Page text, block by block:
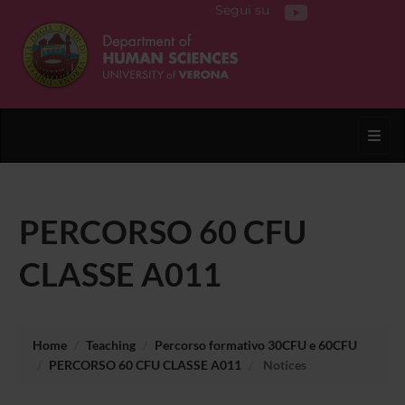
Segui su
PERCORSO 60 CFU
CLASSE A011
Home Teaching
Percorso formativo 30CFU e 60CFU
PERCORSO 60 CFU CLASSE A011
Notices